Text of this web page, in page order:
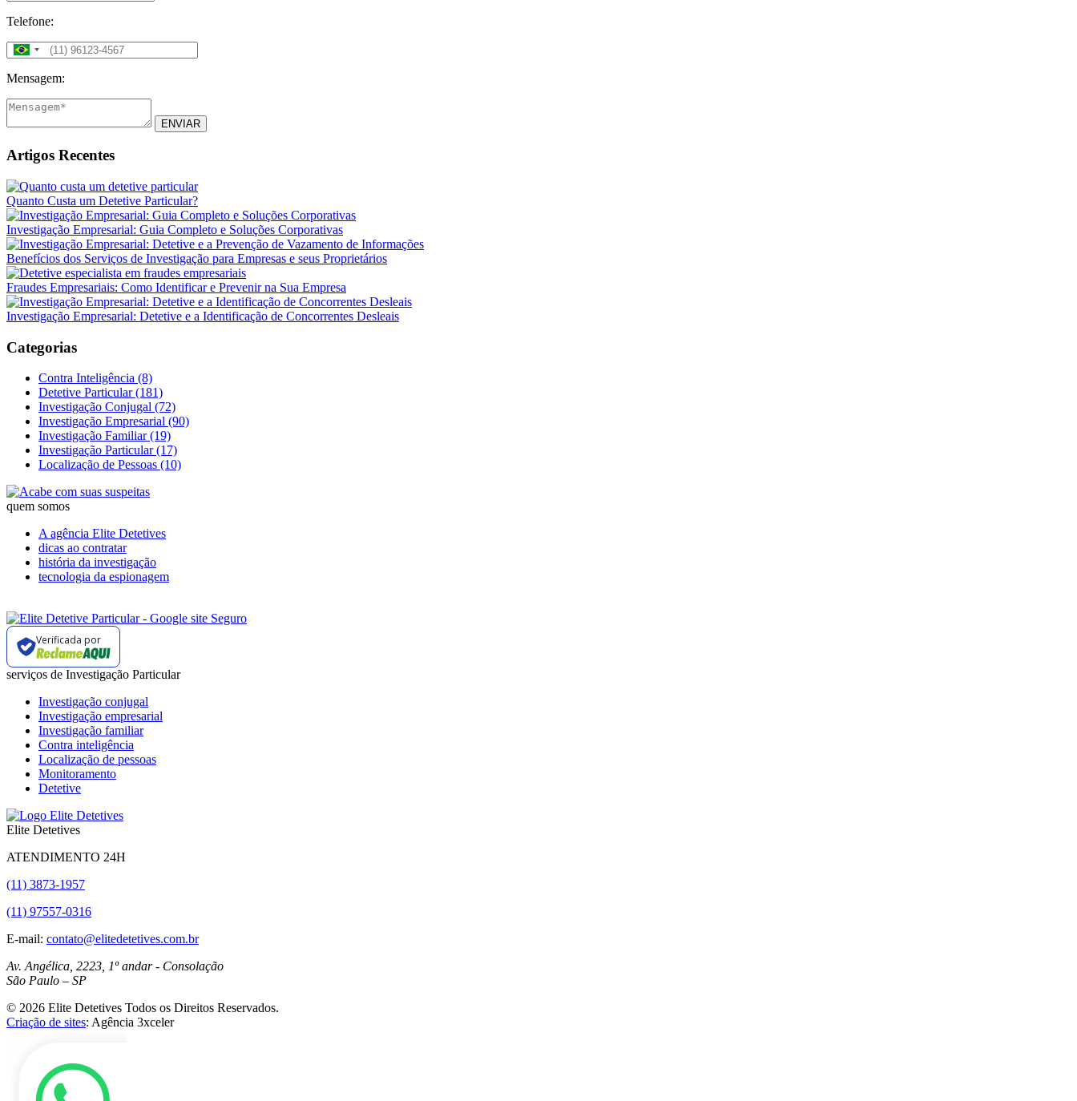
Telefone:
Mensagem:
ENVIAR
Artigos Recentes
Quanto Custa um Detetive Particular?
Investigação Empresarial: Guia Completo e Soluções Corporativas
Benefícios dos Serviços de Investigação para Empresas e seus Proprietários
Fraudes Empresariais: Como Identificar e Prevenir na Sua Empresa
Investigação Empresarial: Detetive e a Identificação de Concorrentes Desleais
Categorias
Contra Inteligência (8)
Detetive Particular (181)
Investigação Conjugal (72)
Investigação Empresarial (90)
Investigação Familiar (19)
Investigação Particular (17)
Localização de Pessoas (10)
quem somos
A agência Elite Detetives
dicas ao contratar
história da investigação
tecnologia da espionagem
Verificada por
serviços de Investigação Particular
Investigação conjugal
Investigação empresarial
Investigação familiar
Contra inteligência
Localização de pessoas
Monitoramento
Detetive
Elite Detetives
ATENDIMENTO 24H
(11) 3873-1957
(11) 97557-0316
E-mail: contato@elitedetetives.com.br
Av. Angélica, 2223, 1º andar - Consolação
São Paulo – SP
© 2026 Elite Detetives Todos os Direitos Reservados.
Criação de sites: Agência 3xceler